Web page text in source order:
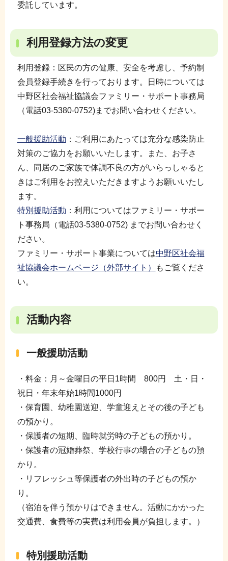
委託しています。
利用登録方法の変更
利用登録：区民の方の健康、安全を考慮し、予約制
会員登録手続きを行っております。日時については
中野区社会福祉協議会ファミリー・サポート事務局
（電話03-5380-0752)までお問い合わせください。
一般援助活動 ：ご利用にあたっては充分な感染防止
対策のご協力をお願いいたします。また、お子さ
ん、同居のご家族で体調不良の方がいらっしゃると
きはご利用をお控えいただきますようお願いいたし
ます。
特別援助活動 ：利用についてはファミリー・サポー
ト事務局（電話03-5380-0752) までお問い合わせく
ださい。
ファミリー・サポート事業については中野区社会福
祉協議会ホームページ（外部サイト）
もご覧くださ
い。
活動内容
一般援助活動
・料金：月～金曜日の平日1時間 800円 土・日・
祝日・年末年始1時間1000円
・保育園、幼稚園送迎、学童迎えとその後の子ども
の預かり。
・保護者の短期、臨時就労時の子どもの預かり。
・保護者の冠婚葬祭、学校行事の場合の子どもの預
かり。
・リフレッシュ等保護者の外出時の子どもの預か
り。
（宿泊を伴う預かりはできません。活動にかかった
交通費、食費等の実費は利用会員が負担します。）
特別援助活動